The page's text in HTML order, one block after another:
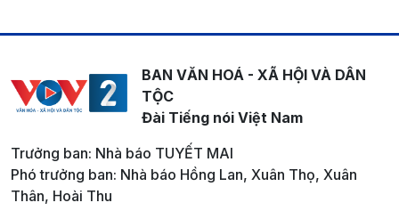
BAN VĂN HOÁ - XÃ HỘI VÀ DÂN
TỘC
Đài Tiếng nói Việt Nam
Trưởng ban: Nhà báo TUYẾT MAI
Phó trưởng ban: Nhà báo Hồng Lan, Xuân Thọ, Xuân
Thân, Hoài Thu